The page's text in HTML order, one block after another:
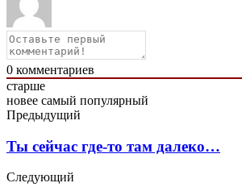
0 комментариев
старше
новее самый популярный
Предыдущий
Ты сейчас где-то там далеко…
Следующий